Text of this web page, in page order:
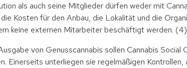
als auch seine Mitglieder dürfen weder mit
Kosten für den Anbau, die Lokalität und die
keine externen Mitarbeiter beschäftigt werden. (4)
von Genusscannabis sollen Cannabis Social
Einerseits unterliegen sie regelmäßigen